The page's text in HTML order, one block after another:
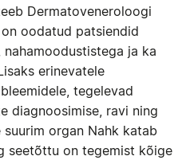
Dermatoveneroloogi
oodatud patsiendid
nahamoodustistega ja ka
erinevatele
tegelevad
diagnoosimise, ravi ning
suurim organ Nahk katab
seetõttu on tegemist kõige